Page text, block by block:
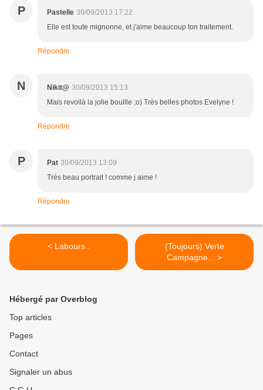
P Pastelle 30/09/2013 17:22
Elle est toute mignonne, et j'aime beaucoup ton traitement.
Répondre
N Nikit@ 30/09/2013 15:13
Mais revoilà la jolie bouille ;o) Très belles photos Evelyne !
Répondre
P Pat 30/09/2013 13:09
Trés beau portrait ! comme j aime !
Répondre
< Labours..
(Toujours) Verte
Campagne... >
Hébergé par Overblog
Top articles
Pages
Contact
Signaler un abus